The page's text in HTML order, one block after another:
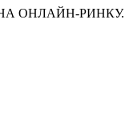
ОНЛАЙН-РИНКУ.